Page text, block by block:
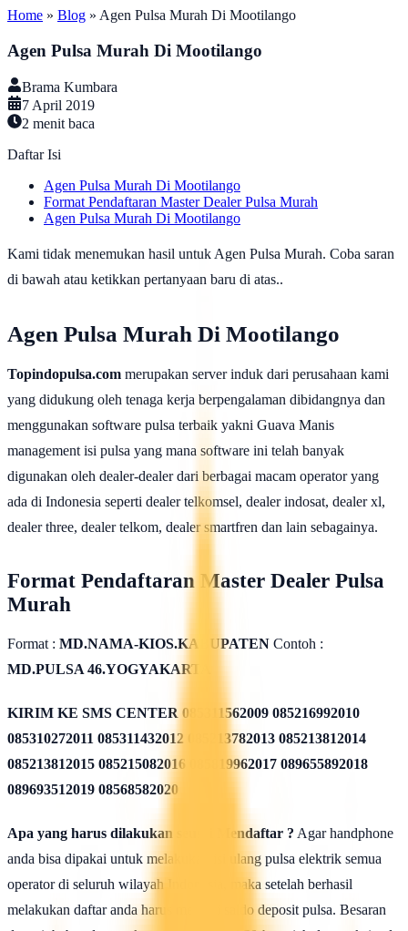
Home » Blog » Agen Pulsa Murah Di Mootilango
Agen Pulsa Murah Di Mootilango
Brama Kumbara
7 April 2019
2 menit baca
Daftar Isi
Agen Pulsa Murah Di Mootilango
Format Pendaftaran Master Dealer Pulsa Murah
Agen Pulsa Murah Di Mootilango
Kami tidak menemukan hasil untuk Agen Pulsa Murah. Coba saran
di bawah atau ketikkan pertanyaan baru di atas..
Agen Pulsa Murah Di Mootilango
Topindopulsa.com merupakan server induk dari perusahaan kami
yang didukung oleh tenaga kerja berpengalaman dibidangnya dan
menggunakan software pulsa terbaik yakni Guava Manis
management isi pulsa yang mana software ini telah banyak
digunakan oleh dealer-dealer dari berbagai macam operator yang
ada di Indonesia seperti dealer telkomsel, dealer indosat, dealer xl,
dealer three, dealer telkom, dealer smartfren dan lain sebagainya.
Format Pendaftaran Master Dealer Pulsa
Murah
Format : MD.NAMA-KIOS.KABUPATEN Contoh :
MD.PULSA 46.YOGYAKARTA
KIRIM KE SMS CENTER 085311562009 085216992010
085310272011 085311432012 085213782013 085213812014
085213812015 085215082016 085819962017 089655892018
089693512019 08568582020
Apa yang harus dilakukan seusai Mendaftar ? Agar handphone
anda bisa dipakai untuk melakukan isi ulang pulsa elektrik semua
operator di seluruh wilayah Indonesia, maka setelah berhasil
melakukan daftar anda harus mengisi saldo deposit pulsa. Besaran